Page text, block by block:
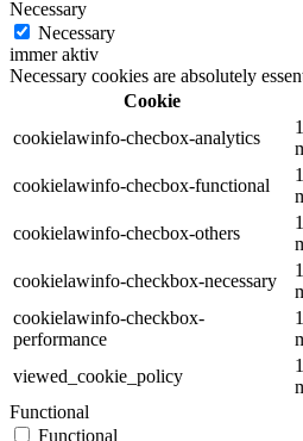
Necessary
Necessary
immer aktiv
Necessary cookies are absolutely
Cookie
cookielawinfo-checbox-analytics
cookielawinfo-checbox-functional
cookielawinfo-checbox-others
cookielawinfo-checkbox-necessary
cookielawinfo-checkbox-
performance
viewed_cookie_policy
Functional
Functional